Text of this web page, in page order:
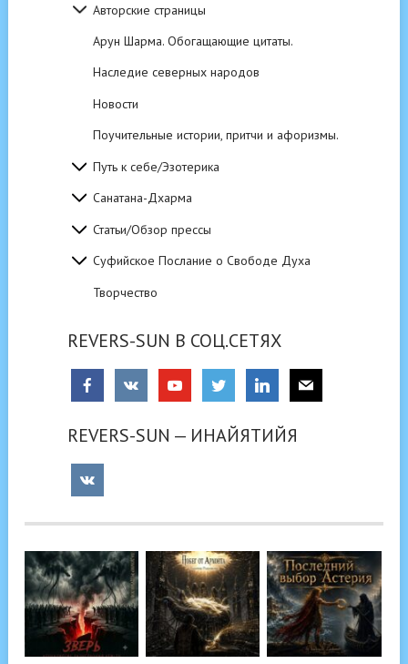
Авторские страницы
Арун Шарма. Обогащающие цитаты.
Наследие северных народов
Новости
Поучительные истории, притчи и афоризмы.
Путь к себе/Эзотерика
Санатана-Дхарма
Статьи/Обзор прессы
Суфийское Послание о Свободе Духа
Творчество
REVERS-SUN В СОЦ.СЕТЯХ
REVERS-SUN — ИНАЙЯТИЙЯ